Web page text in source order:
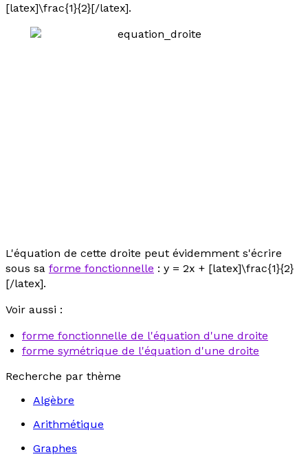
[latex]\frac{1}{2}[/latex].
L'équation de cette droite peut évidemment s'écrire
sous sa forme fonctionnelle : y = 2x + [latex]\frac{1}{2}
[/latex].
Voir aussi :
forme fonctionnelle de l'équation d'une droite
forme symétrique de l'équation d'une droite
Recherche par thème
Algèbre
Arithmétique
Graphes